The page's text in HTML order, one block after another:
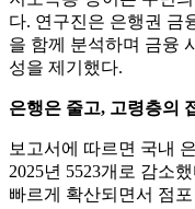
다. 연구진은 은행권 금
을 함께 분석하며 금융
성을 제기했다.
은행은 줄고, 고령층의
보고서에 따르면 국내
2025년 5523개로 감소
빠르게 확산되면서 점